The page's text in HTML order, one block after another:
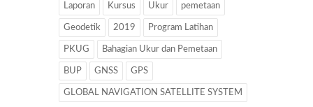
Laporan Kursus Ukur pemetaan
Geodetik 2019 Program Latihan
PKUG Bahagian Ukur dan Pemetaan
BUP GNSS GPS
GLOBAL NAVIGATION SATELLITE SYSTEM